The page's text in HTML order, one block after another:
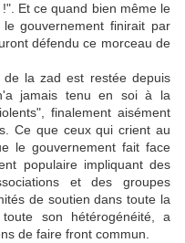
Et ce quand bien même le
gouvernement finirait par
défendu ce morceau de
la zad est restée depuis
jamais tenu en soi à la
finalement aisément
Ce que ceux qui crient au
le gouvernement fait face
populaire impliquant des
et des groupes
de soutien dans toute la
son hétérogénéité, a
de faire front commun.